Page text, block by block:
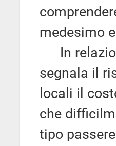
medesimo
In
segnala il
locali il
che
tipo